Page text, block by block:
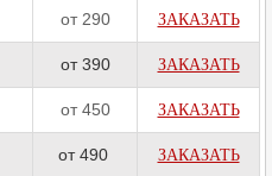
от 290 ЗАКАЗАТЬ
от 390 ЗАКАЗАТЬ
от 450 ЗАКАЗАТЬ
от 490 ЗАКАЗАТЬ